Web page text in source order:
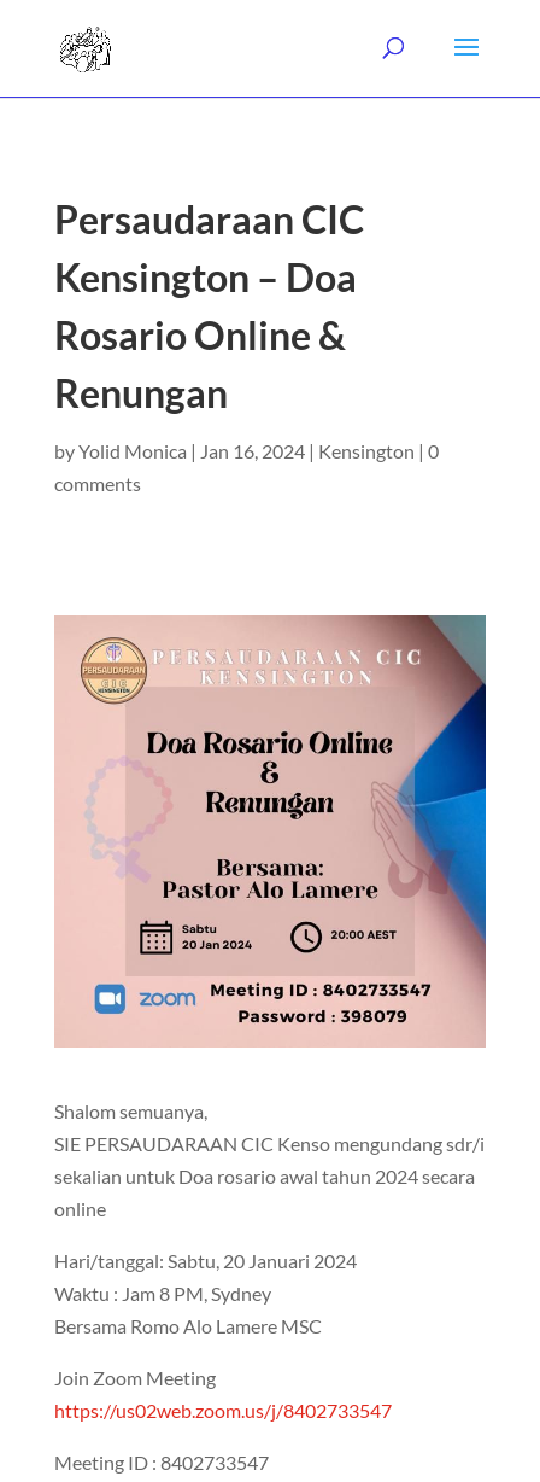
Persaudaraan CIC
Kensington – Doa
Rosario Online &
Renungan
byYolid Monica | Jan 16, 2024| Kensington | 0
comments
Shalom semuanya,
SIE PERSAUDARAAN CIC Kenso mengundang sdr/i
sekalian untuk Doa rosario awal tahun 2024 secara
online
Hari/tanggal: Sabtu, 20 Januari 2024
Waktu : Jam 8 PM, Sydney
Bersama Romo Alo Lamere MSC
Join Zoom Meeting
https://us02web.zoom.us/j/8402733547
Meeting ID : 8402733547